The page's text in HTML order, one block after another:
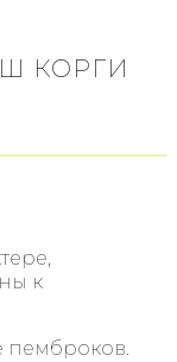
КОРГИ
к
пемброков.